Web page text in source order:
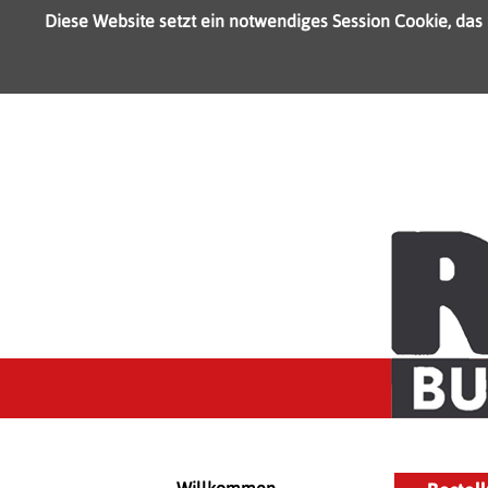
Diese Website setzt ein notwendiges Session Cookie,